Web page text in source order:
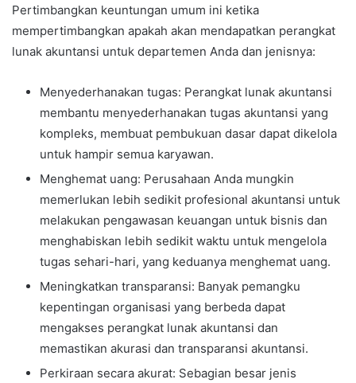
Pertimbangkan keuntungan umum ini ketika
mempertimbangkan apakah akan mendapatkan perangkat
lunak akuntansi untuk departemen Anda dan jenisnya:
Menyederhanakan tugas: Perangkat lunak akuntansi
membantu menyederhanakan tugas akuntansi yang
kompleks, membuat pembukuan dasar dapat dikelola
untuk hampir semua karyawan.
Menghemat uang: Perusahaan Anda mungkin
memerlukan lebih sedikit profesional akuntansi untuk
melakukan pengawasan keuangan untuk bisnis dan
menghabiskan lebih sedikit waktu untuk mengelola
tugas sehari-hari, yang keduanya menghemat uang.
Meningkatkan transparansi: Banyak pemangku
kepentingan organisasi yang berbeda dapat
mengakses perangkat lunak akuntansi dan
memastikan akurasi dan transparansi akuntansi.
Perkiraan secara akurat: Sebagian besar jenis